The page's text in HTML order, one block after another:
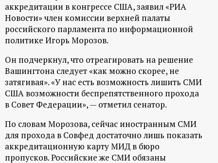
аккредитации в конгрессе США, заявил «РИА
Новости» член комиссии верхней палаты
российского парламента по информационной
политике Игорь Морозов.
Он подчеркнул, что отреагировать на решение
Вашингтона следует «как можно скорее, не
затягивая». «У нас есть возможность лишить СМИ
США возможности беспрепятственного прохода
в Совет Федерации», — отметил сенатор.
По словам Морозова, сейчас иностранным СМИ
для прохода в Совфед достаточно лишь показать
аккредитационную карту МИД в бюро
пропусков. Российские же СМИ обязаны